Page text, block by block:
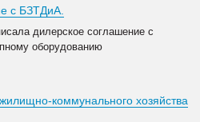
с БЗТДиА.
дилерское соглашение с
оборудованию
коммунального хозяйства